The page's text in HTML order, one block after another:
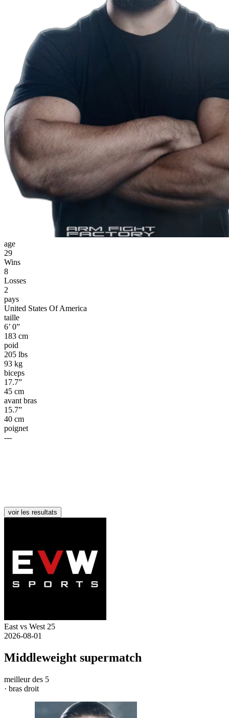
age
29
Wins
8
Losses
2
pays
United States Of America
taille
6’ 0”
183 cm
poid
205 lbs
93 kg
biceps
17.7”
45 cm
avant bras
15.7”
40 cm
poignet
---
voir les resultats
East vs West 25
2026-08-01
Middleweight supermatch
meilleur des 5
· bras droit